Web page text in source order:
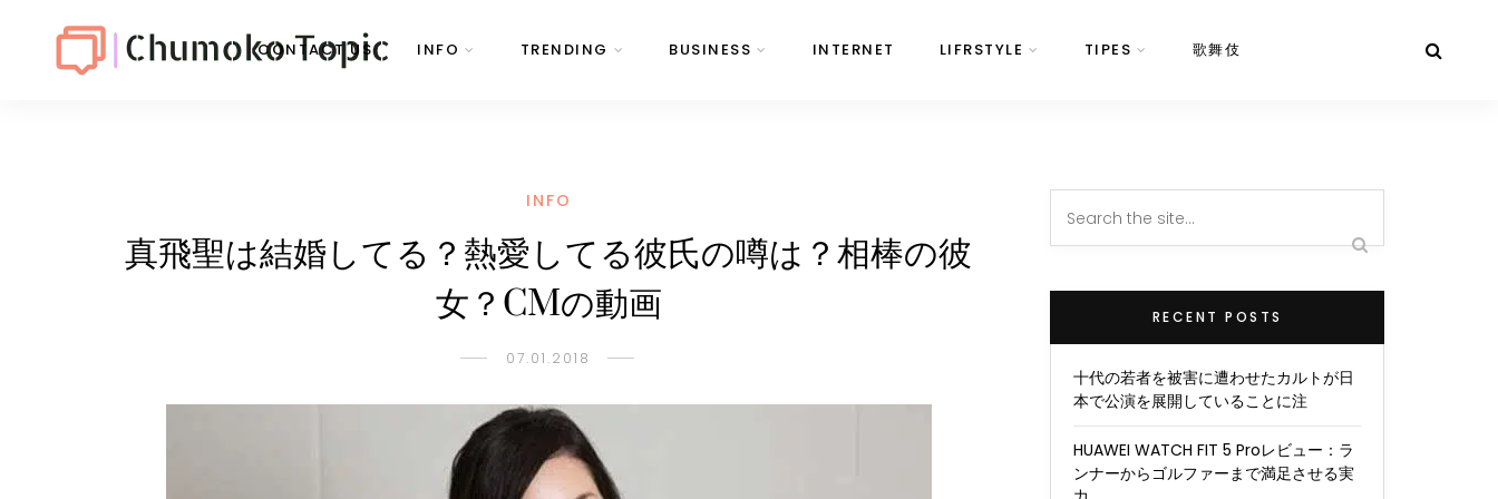
CONTACT US INFO TRENDING BUSINESS INTERNET LIFRSTYLE TIPES 歌舞伎
INFO
真飛聖は結婚してる？熱愛してる彼氏の噂は？相棒の彼
女？CMの動画
07.01.2018
RECENT POSTS
十代の若者を被害に遭わせたカルトが日
本で公演を展開していることに注
HUAWEI WATCH FIT 5 Proレビュー：ラ
ンナーからゴルファーまで満足させる実